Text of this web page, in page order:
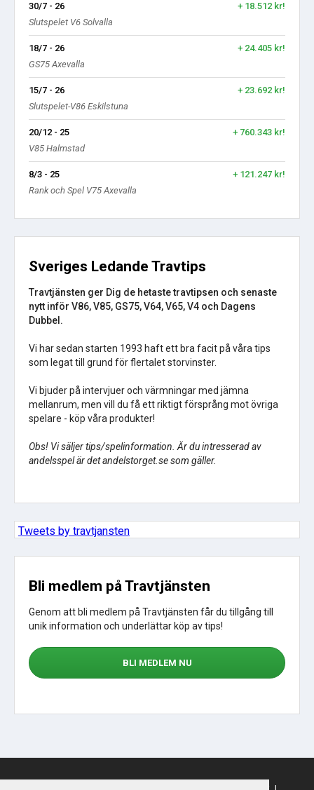
30/7 - 26
+ 18.512 kr!
Slutspelet V6 Solvalla
18/7 - 26
+ 24.405 kr!
GS75 Axevalla
15/7 - 26
+ 23.692 kr!
Slutspelet-V86 Eskilstuna
20/12 - 25
+ 760.343 kr!
V85 Halmstad
8/3 - 25
+ 121.247 kr!
Rank och Spel V75 Axevalla
Sveriges Ledande Travtips
Travtjänsten ger Dig de hetaste travtipsen och senaste
nytt inför V86, V85, GS75, V64, V65, V4 och Dagens
Dubbel.
Vi har sedan starten 1993 haft ett bra facit på våra tips
som legat till grund för flertalet storvinster.
Vi bjuder på intervjuer och värmningar med jämna
mellanrum, men vill du få ett riktigt försprång mot övriga
spelare - köp våra produkter!
Obs! Vi säljer tips/spelinformation. Är du intresserad av
andelsspel är det andelstorget.se som gäller.
Tweets by travtjansten
Bli medlem på Travtjänsten
Genom att bli medlem på Travtjänsten får du tillgång till
unik information och underlättar köp av tips!
BLI MEDLEM NU